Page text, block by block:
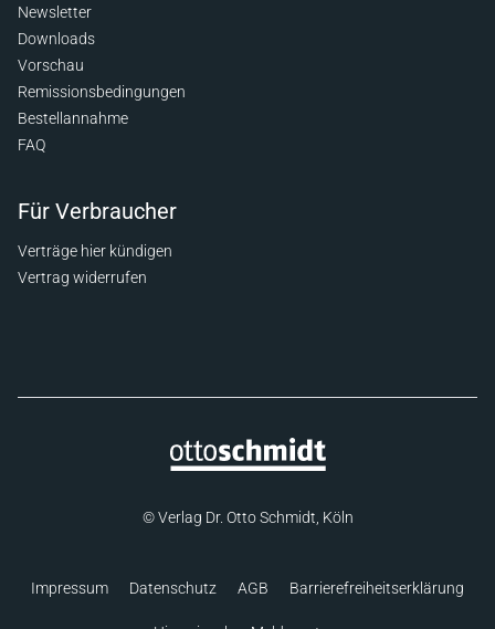
Newsletter
Downloads
Vorschau
Remissionsbedingungen
Bestellannahme
FAQ
Für Verbraucher
Verträge hier kündigen
Vertrag widerrufen
© Verlag Dr. Otto Schmidt, Köln
Impressum Datenschutz AGB Barrierefreiheitserklärung